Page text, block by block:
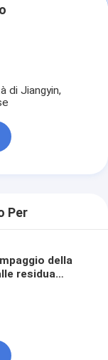
di Jiangyin,
Per
della
residua